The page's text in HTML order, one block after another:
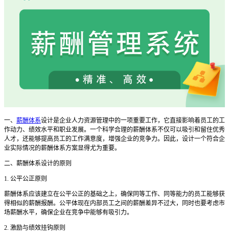
一、 薪酬体系设计是企业人力资源管理中的一项重要工作，它直接影响着员工的工
作动力、绩效水平和职业发展。一个科学合理的薪酬体系不仅可以吸引和留住优秀
人才，还能够提高员工的工作满意度，增强企业的竞争力。因此，设计一个符合企
业实际情况的薪酬体系方案显得尤为重要。
二、薪酬体系设计的原则
1. 公平公正原则
薪酬体系应该建立在公平公正的基础之上，确保同等工作、同等能力的员工能够获
得相似的薪酬报酬。公平体现在内部员工之间的薪酬差异不过大，同时也要考虑市
场薪酬水平，确保企业在竞争中能够有吸引力。
2. 激励与绩效挂钩原则